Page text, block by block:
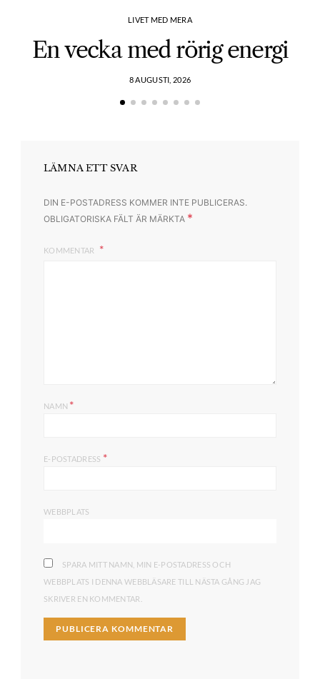
LIVET MED MERA
En vecka med rörig energi
8 AUGUSTI, 2026
LÄMNA ETT SVAR
DIN E-POSTADRESS KOMMER INTE PUBLICERAS.
OBLIGATORISKA FÄLT ÄR MÄRKTA *
KOMMENTAR
NAMN *
E-POSTADRESS *
WEBBPLATS
SPARA MITT NAMN, MIN E-POSTADRESS OCH
WEBBPLATS I DENNA WEBBLÄSARE TILL NÄSTA GÅNG JAG
SKRIVER EN KOMMENTAR.